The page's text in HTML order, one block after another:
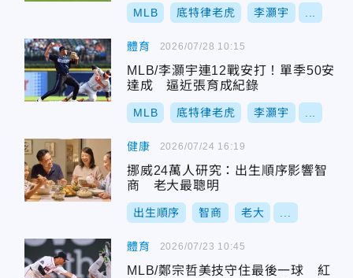
MLB 底特律老虎 李灝宇
體育
MLB/李灝宇連12戰安打！單季50安
達成 逼近張育成紀錄
MLB 底特律老虎 李灝宇
2026/07/28 10:15
健康
挪威24萬人研究：出生順序影響智
商 老大最聰明
出生順序 智商 老大
2026/07/24 16:19
體育
MLB/鄭宗哲美技守住最後一球 紅
2026/07/23 10:45